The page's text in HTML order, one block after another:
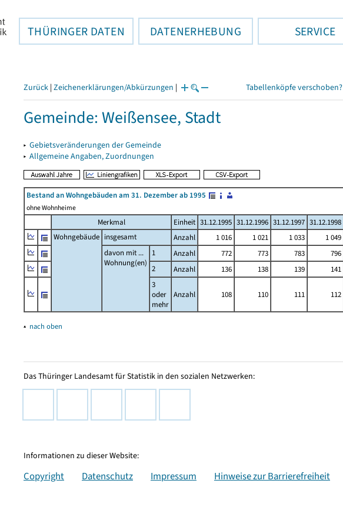
THÜRINGER DATEN DATENERHEBUNG SERVICE
Zurück | Zeichenerklärungen/Abkürzungen | Tabellenköpfe verschoben?
Gemeinde: Weißensee, Stadt
▸ Gebietsveränderungen der Gemeinde
▸ Allgemeine Angaben, Zuordnungen
Bestand an Wohngebäuden am 31. Dezember ab 1995
ohne Wohnheime
Merkmal Einheit 31.12.1995 31.12.1996 31.12.1997 31.12.1998
Wohngebäude insgesamt Anzahl 1 016 1 021 1 033 1 049
davon mit ...
Wohnung(en)
1 Anzahl 772 773 783 796
2
Anzahl 136 138 139 141
3
oder
mehr
Anzahl 108 110 111 112
▴ nach oben
Das Thüringer Landesamt für Statistik in den sozialen Netzwerken:
Informationen zu dieser Website:
Copyright Datenschutz Impressum Hinweise zur Barrierefreiheit